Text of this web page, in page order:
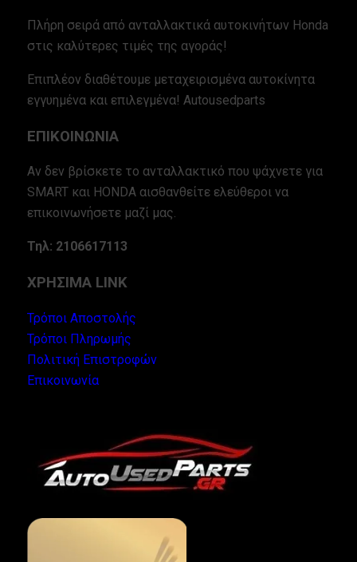
Πλήρη σειρά από ανταλλακτικά αυτοκινήτων Honda
στις καλύτερες τιμές της αγοράς!
Επιπλέον διαθέτουμε μεταχειρισμένα αυτοκίνητα
εγγυημένα και επιλεγμένα! Autousedparts
ΕΠΙΚΟΙΝΩΝΙΑ
Αν δεν βρίσκετε το ανταλλακτικό που ψάχνετε για
SMART και HONDA αισθανθείτε ελεύθεροι να
επικοινωνήσετε μαζί μας.
Τηλ: 2106617113
ΧΡΗΣΙΜΑ LINK
Τρόποι Αποστολής
Τρόποι Πληρωμής
Πολιτική Επιστροφών
Επικοινωνία